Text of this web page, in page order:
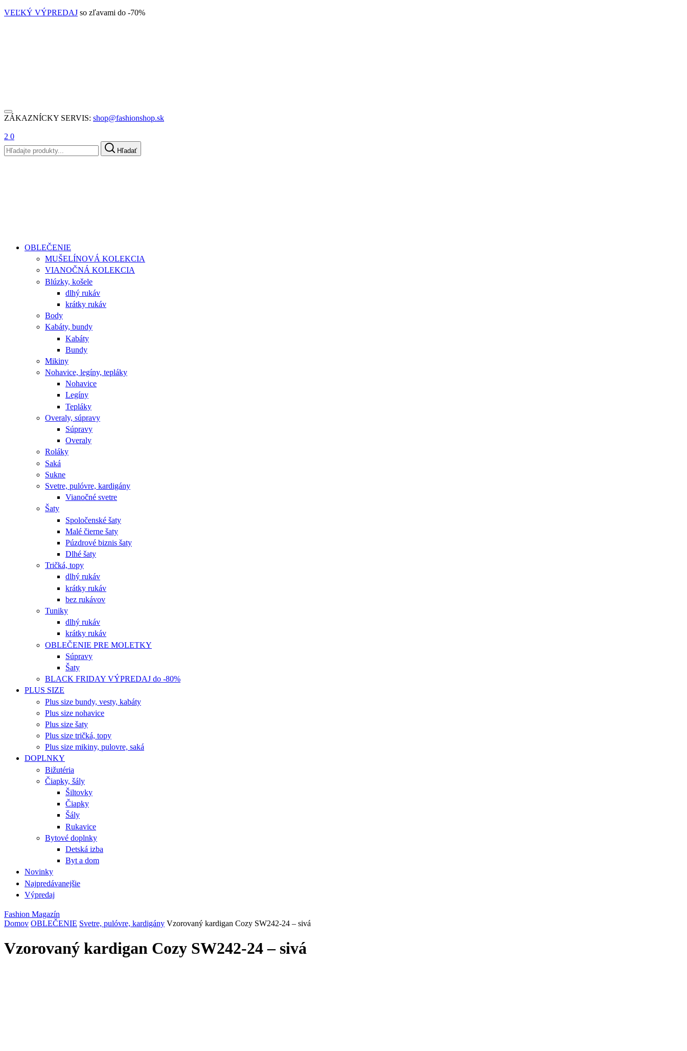
VEĽKÝ VÝPREDAJ so zľavami do -70%
ZÁKAZNÍCKY SERVIS: shop@fashionshop.sk
2 0
Hľadať
OBLEČENIE
MUŠELÍNOVÁ KOLEKCIA
VIANOČNÁ KOLEKCIA
Blúzky, košele
dlhý rukáv
krátky rukáv
Body
Kabáty, bundy
Kabáty
Bundy
Mikiny
Nohavice, legíny, tepláky
Nohavice
Legíny
Tepláky
Overaly, súpravy
Súpravy
Overaly
Roláky
Saká
Sukne
Svetre, pulóvre, kardigány
Vianočné svetre
Šaty
Spoločenské šaty
Malé čierne šaty
Púzdrové biznis šaty
Dlhé šaty
Tričká, topy
dlhý rukáv
krátky rukáv
bez rukávov
Tuniky
dlhý rukáv
krátky rukáv
OBLEČENIE PRE MOLETKY
Súpravy
Šaty
BLACK FRIDAY VÝPREDAJ do -80%
PLUS SIZE
Plus size bundy, vesty, kabáty
Plus size nohavice
Plus size šaty
Plus size tričká, topy
Plus size mikiny, pulovre, saká
DOPLNKY
Bižutéria
Čiapky, šály
Šiltovky
Čiapky
Šály
Rukavice
Bytové doplnky
Detská izba
Byt a dom
Novinky
Najpredávanejšie
Výpredaj
Fashion Magazín
Domov OBLEČENIE Svetre, pulóvre, kardigány Vzorovaný kardigan Cozy SW242-24 – sivá
Vzorovaný kardigan Cozy SW242-24 – sivá